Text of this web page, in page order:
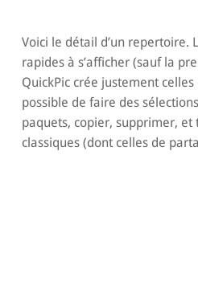
Voici le détail d’un repertoire.
rapides à s’afficher (sauf la
QuickPic crée justement
possible de faire des
paquets, copier, supprimer, et
classiques (dont celles de